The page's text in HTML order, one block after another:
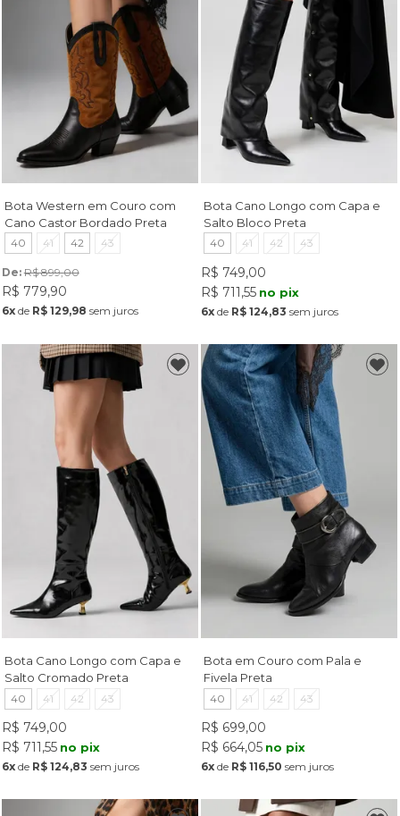
Bota Western em Couro com
Cano Castor Bordado Preta
40 41 42 43
De: R$ 899,00
R$ 779,90
6xde R$ 129,98 sem juros
Bota Cano Longo com Capa e
Salto Bloco Preta
40 41 42 43
R$ 749,00
R$ 711,55 no pix
6x de R$ 124,83 sem juros
Bota Cano Longo com Capa e
Salto Cromado Preta
40 41 42 43
R$ 749,00
R$ 711,55 no pix
6xde R$ 124,83 sem juros
Bota em Couro com Pala e
Fivela Preta
40 41 42 43
R$ 699,00
R$ 664,05 no pix
6x de R$ 116,50 sem juros